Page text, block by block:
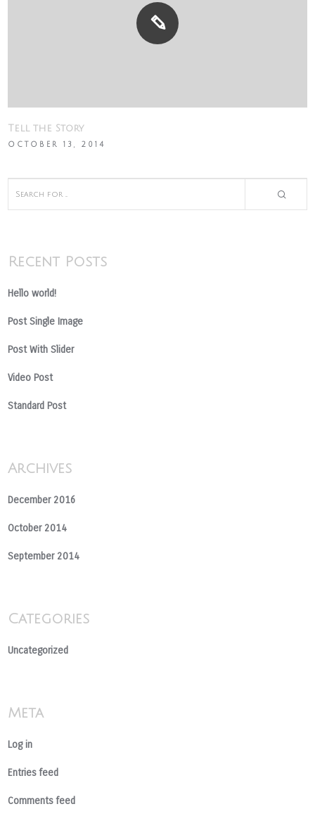
Tell the Story
OCTOBER 13, 2014
Recent Posts
Hello world!
Post Single Image
Post With Slider
Video Post
Standard Post
Archives
December 2016
October 2014
September 2014
Categories
Uncategorized
Meta
Log in
Entries feed
Comments feed